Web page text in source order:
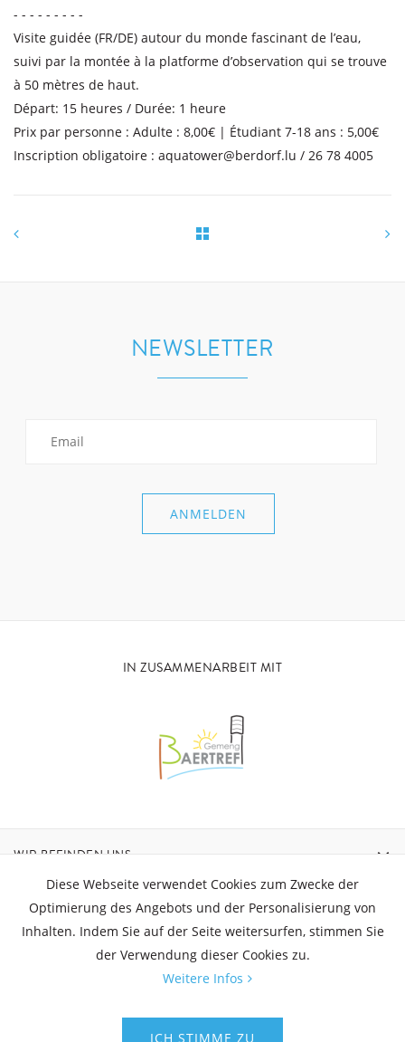
- - - - - - - - -
Visite guidée (FR/DE) autour du monde fascinant de l’eau,
suivi par la montée à la platforme d’observation qui se trouve
à 50 mètres de haut.
Départ: 15 heures / Durée: 1 heure
Prix par personne : Adulte : 8,00€ | Étudiant 7-18 ans : 5,00€
Inscription obligatoire : aquatower@berdorf.lu / 26 78 4005
NEWSLETTER
IN ZUSAMMENARBEIT MIT
WIR BEFINDEN UNS
KONTAKT
ÖFFNUNGSZEITEN
Diese Webseite verwendet Cookies zum Zwecke der
Optimierung des Angebots und der Personalisierung von
Inhalten. Indem Sie auf der Seite weitersurfen, stimmen Sie
der Verwendung dieser Cookies zu.
Weitere Infos
ICH STIMME ZU